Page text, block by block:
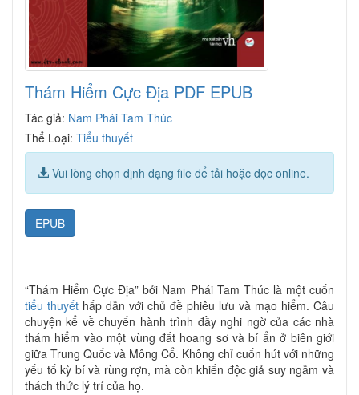
Thám Hiểm Cực Địa PDF EPUB
Tác giả: Nam Phái Tam Thúc
Thể Loại: Tiểu thuyết
Vui lòng chọn định dạng file để tải hoặc đọc online.
EPUB
“Thám Hiểm Cực Địa” bởi Nam Phái Tam Thúc là một cuốn
tiểu thuyết hấp dẫn với chủ đề phiêu lưu và mạo hiểm. Câu
chuyện kể về chuyến hành trình đầy nghi ngờ của các nhà
thám hiểm vào một vùng đất hoang sơ và bí ẩn ở biên giới
giữa Trung Quốc và Mông Cổ. Không chỉ cuốn hút với những
yếu tố kỳ bí và rùng rợn, mà còn khiến độc giả suy ngẫm và
thách thức lý trí của họ.